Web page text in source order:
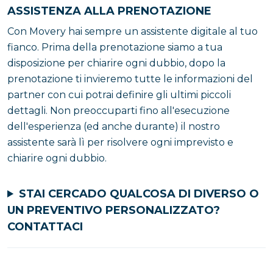
ASSISTENZA ALLA PRENOTAZIONE
Con Movery hai sempre un assistente digitale al tuo
fianco. Prima della prenotazione siamo a tua
disposizione per chiarire ogni dubbio, dopo la
prenotazione ti invieremo tutte le informazioni del
partner con cui potrai definire gli ultimi piccoli
dettagli. Non preoccuparti fino all'esecuzione
dell'esperienza (ed anche durante) il nostro
assistente sarà lì per risolvere ogni imprevisto e
chiarire ogni dubbio.
STAI CERCADO QUALCOSA DI DIVERSO O
UN PREVENTIVO PERSONALIZZATO?
CONTATTACI